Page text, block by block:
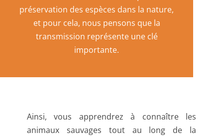
préservation des espèces dans la nature,
et pour cela, nous pensons que la
transmission représente une clé
importante.
Ainsi, vous apprendrez à connaître les
animaux sauvages tout au long de la